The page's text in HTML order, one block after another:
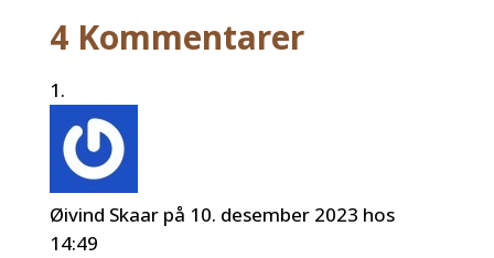
4 Kommentarer
Øivind Skaar på 10. desember 2023 hos
14:49